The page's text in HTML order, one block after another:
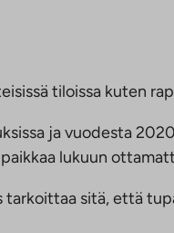
tiloissa kuten
ja vuodesta
lukuun
sitä, että